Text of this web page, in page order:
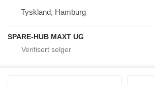
Tyskland, Hamburg
SPARE-HUB MAXT UG